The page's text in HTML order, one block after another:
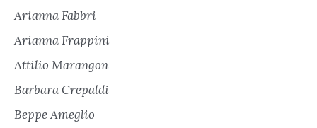
Arianna Fabbri
Arianna Frappini
Attilio Marangon
Barbara Crepaldi
Beppe Ameglio